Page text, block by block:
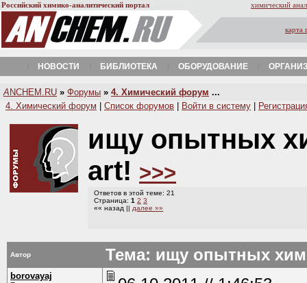
Российский химико-аналитический портал химический
карта
НОВОСТИ БИБЛИОТЕКА ОБОРУДОВАНИЕ
A NCHEM.RU » Форумы » 4. Химический форум ...
4. Химический форум
Список форумов Войти в систему
ищу опытных
art! >>>
Ответов в этой теме: 21
Страница: 1 2 3
«« назад || далее »»
Автор Тема: ищу опытных
borovayaj